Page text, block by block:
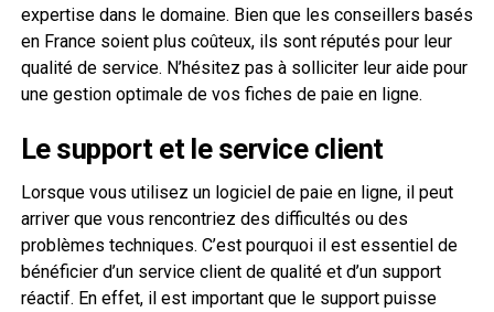
expertise dans le domaine. Bien que les conseillers basés
en France soient plus coûteux, ils sont réputés pour leur
qualité de service. N’hésitez pas à solliciter leur aide pour
une gestion optimale de vos fiches de paie en ligne.
Le support et le service client
Lorsque vous utilisez un logiciel de paie en ligne, il peut
arriver que vous rencontriez des difficultés ou des
problèmes techniques. C’est pourquoi il est essentiel de
bénéficier d’un service client de qualité et d’un support
réactif. En effet, il est important que le support puisse